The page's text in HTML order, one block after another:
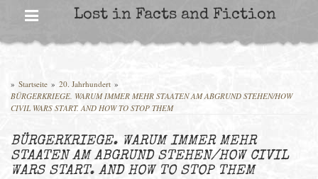
Lost in Facts and Fiction
» Startseite » 20. Jahrhundert »
BÜRGERKRIEGE. WARUM IMMER MEHR STAATEN AM ABGRUND STEHEN/HOW
CIVIL WARS START. AND HOW TO STOP THEM
BÜRGERKRIEGE. WARUM IMMER MEHR
STAATEN AM ABGRUND STEHEN/HOW CIVIL
WARS START. AND HOW TO STOP THEM